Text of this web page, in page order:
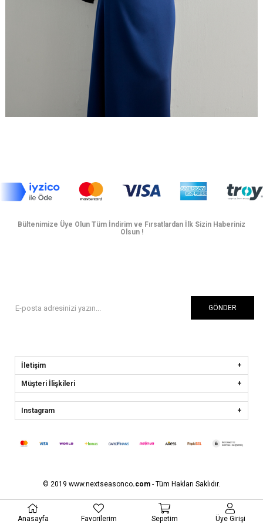
Bültenimize Üye Olun Tüm İndirim ve Fırsatlardan İlk Sizin Haberiniz
Olsun !
GÖNDER
İletişim
Müşteri İlişkileri
Instagram
© 2019 www.nextseasonco.com - Tüm Hakları Saklıdır.
Anasayfa Favorilerim Sepetim Üye Girişi